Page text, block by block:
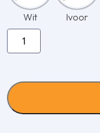
Wit Ivoor
Inaba
Denko
1000-
K